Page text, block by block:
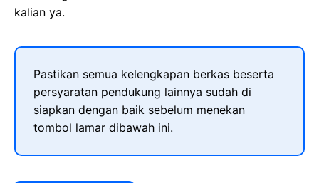
kalian ya.
Pastikan semua kelengkapan berkas beserta
persyaratan pendukung lainnya sudah di
siapkan dengan baik sebelum menekan
tombol lamar dibawah ini.